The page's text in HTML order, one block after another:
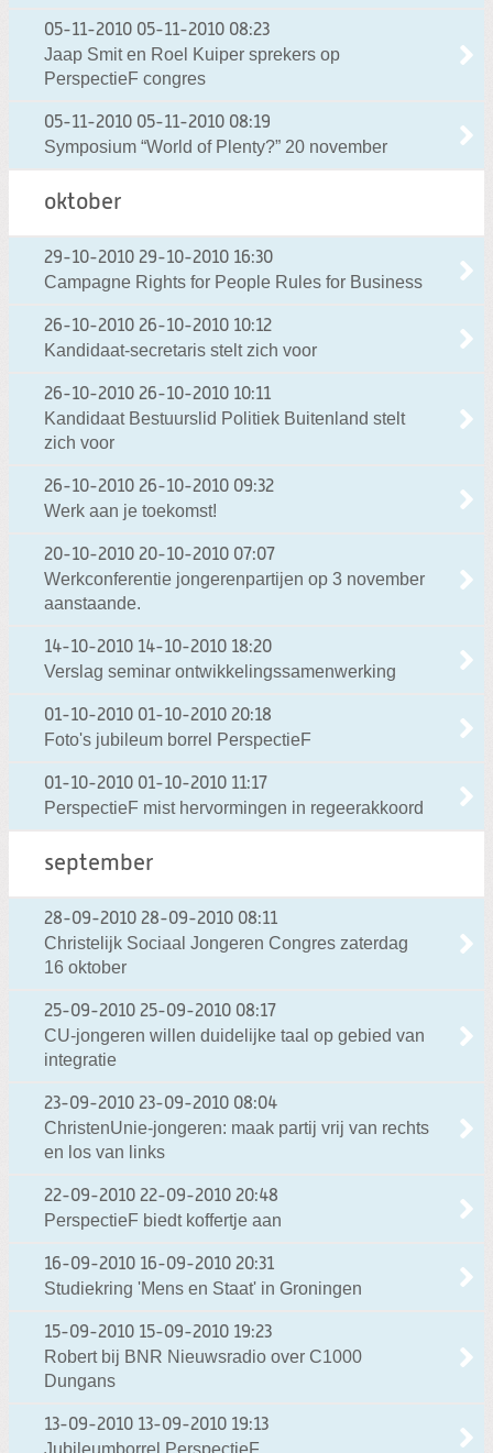
05-11-2010 05-11-2010 08:23
Jaap Smit en Roel Kuiper sprekers op
PerspectieF congres
05-11-2010 05-11-2010 08:19
Symposium “World of Plenty?” 20 november
oktober
29-10-2010 29-10-2010 16:30
Campagne Rights for People Rules for Business
26-10-2010 26-10-2010 10:12
Kandidaat-secretaris stelt zich voor
26-10-2010 26-10-2010 10:11
Kandidaat Bestuurslid Politiek Buitenland stelt
zich voor
26-10-2010 26-10-2010 09:32
Werk aan je toekomst!
20-10-2010 20-10-2010 07:07
Werkconferentie jongerenpartijen op 3 november
aanstaande.
14-10-2010 14-10-2010 18:20
Verslag seminar ontwikkelingssamenwerking
01-10-2010 01-10-2010 20:18
Foto's jubileum borrel PerspectieF
01-10-2010 01-10-2010 11:17
PerspectieF mist hervormingen in regeerakkoord
september
28-09-2010 28-09-2010 08:11
Christelijk Sociaal Jongeren Congres zaterdag
16 oktober
25-09-2010 25-09-2010 08:17
CU-jongeren willen duidelijke taal op gebied van
integratie
23-09-2010 23-09-2010 08:04
ChristenUnie-jongeren: maak partij vrij van rechts
en los van links
22-09-2010 22-09-2010 20:48
PerspectieF biedt koffertje aan
16-09-2010 16-09-2010 20:31
Studiekring 'Mens en Staat' in Groningen
15-09-2010 15-09-2010 19:23
Robert bij BNR Nieuwsradio over C1000
Dungans
13-09-2010 13-09-2010 19:13